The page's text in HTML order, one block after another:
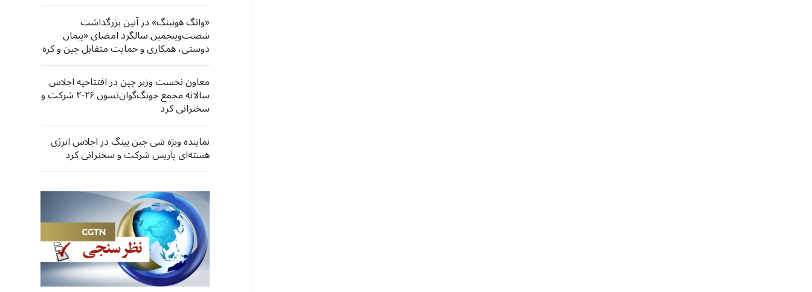
«وانگ هو‌نینگ» در آیین بزرگداشت
شصت‌وپنجمین سالگرد امضای «پیمان
دوستی، همکاری و حمایت متقابل چین و کره
شمالی» شرکت کرد
معاون نخست وزیر چین در افتتاحیه اجلاس
سالانه مجمع جونگ‌گوان‌تسون ۲۰۲۶ شرکت و
سخنرانی کرد
نماینده ویژه شی جین پینگ در اجلاس انرژی
هسته‌ای پاریس شرکت و سخنرانی کرد